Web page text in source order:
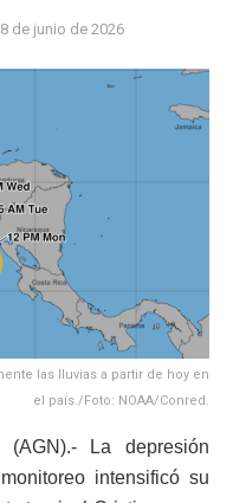
8 de junio de 2026
las lluvias a partir de hoy en
el país./Foto: NOAA/Conred.
La depresión
intensificó su